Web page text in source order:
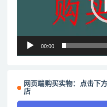
00:00
网页端购买实物：点击下
店